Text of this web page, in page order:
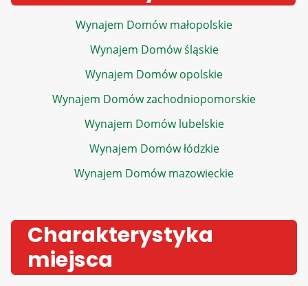
Wynajem Domów małopolskie
Wynajem Domów śląskie
Wynajem Domów opolskie
Wynajem Domów zachodniopomorskie
Wynajem Domów lubelskie
Wynajem Domów łódzkie
Wynajem Domów mazowieckie
Charakterystyka
miejsca